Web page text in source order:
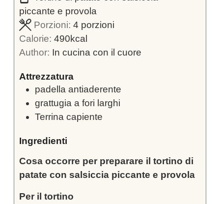
piccante e provola
Porzioni: 4 porzioni
Calorie: 490kcal
Author: In cucina con il cuore
Attrezzatura
padella antiaderente
grattugia a fori larghi
Terrina capiente
Ingredienti
Cosa occorre per preparare il tortino di
patate con salsiccia piccante e provola
Per il tortino